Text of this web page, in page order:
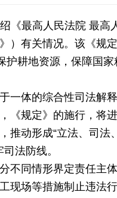
《最高人民法院 最高
）有关情况。该《规定
护耕地资源，保障国家
一体的综合性司法解
《规定》的施行，将
推动形成“立法、司法
法防线。
不同情形界定责任主
现场等措施制止违法行